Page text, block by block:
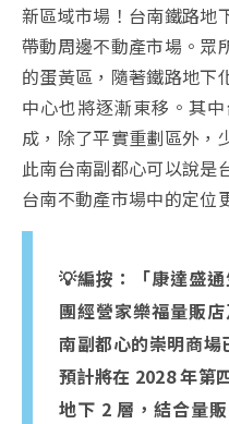
新區域市場！台南鐵路地
帶動周邊不動產市場。眾
的蛋黃區，隨著鐵路地下
中心也將逐漸東移。其
成，除了平實重劃區外，
此南台南副都心可以說是
台南不動產市場中的定位
💡編按：「康達盛
團經營家樂福量販
南副都心的崇明商場
預計將在 2028 年第
地下 2 層，結合量